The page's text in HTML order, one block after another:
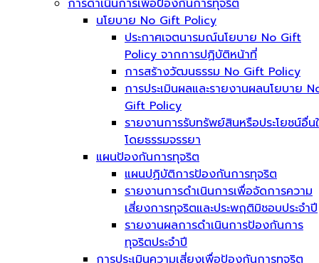
การดำเนินการเพื่อป้องกันการทุจริต
นโยบาย No Gift Policy
ประกาศเจตนารมณ์นโยบาย No Gift
Policy จากการปฏิบัติหน้าที่
การสร้างวัฒนธรรม No Gift Policy
การประเมินผลและรายงานผลนโยบาย
Gift Policy
รายงานการรับทรัพย์สินหรือประโยชน์อื่น
โดยธรรมจรรยา
แผนป้องกันการทุจริต
แผนปฏิบัติการป้องกันการทุจริต
รายงานการดำเนินการเพื่อจัดการความ
เสี่ยงการทุจริตและประพฤติมิชอบประจำปี
รายงานผลการดำเนินการป้องกันการ
ทุจริตประจำปี
การประเมินความเสี่ยงเพื่อป้องกันการทุจริต